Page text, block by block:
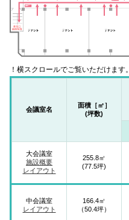
！横スクロールでご覧いただけます。
会議室名
面積［㎡］
(坪数)
大会議室
施設概要
レイアウト
255.8㎡
(77.5坪)
中会議室
レイアウト
166.4㎡
（50.4坪）